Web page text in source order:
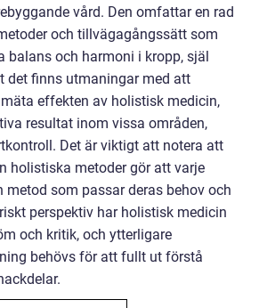
vård. Den omfattar en rad
och tillvägagångssätt som
och harmoni i kropp, själ
det finns utmaningar med att
effekten av holistisk medicin,
resultat inom vissa områden,
Det är viktigt att notera att
holistiska metoder gör att varje
metod som passar deras behov och
perspektiv har holistisk medicin
och kritik, och ytterligare
behövs för att fullt ut förstå